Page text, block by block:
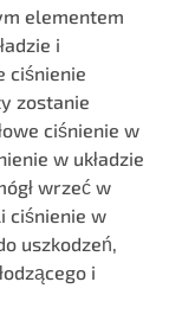
elementem
i
ciśnienie
zostanie
ciśnienie w
w układzie
wrzeć w
ciśnienie w
uszkodzeń,
i